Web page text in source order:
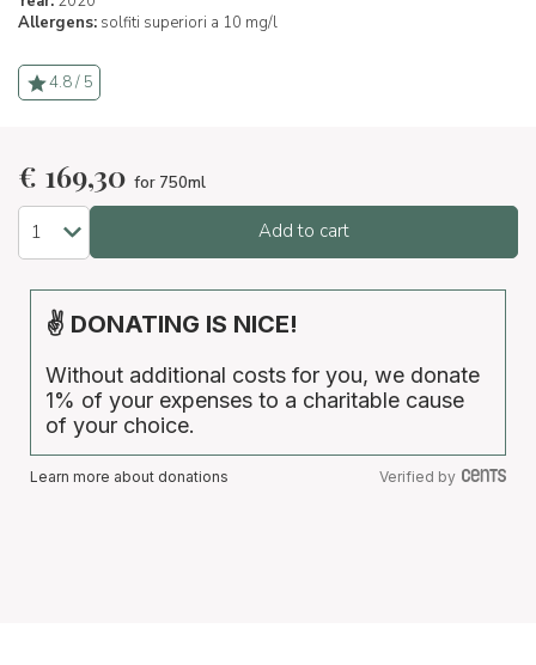
Allergens: solfiti superiori a 10 mg/l
4.8 / 5
€ 169,30 for 750ml
Add to cart
✌ DONATING IS NICE!
Without additional costs for you, we donate
1% of your expenses to a charitable cause
of your choice.
Learn more about donations Verified by